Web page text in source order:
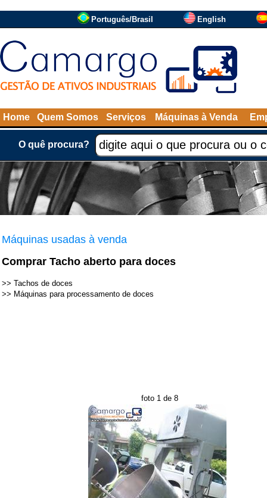
Português/Brasil English
Home Quem Somos Serviços Máquinas à Venda
O quê procura?
Máquinas usadas à venda
Comprar Tacho aberto para doces
>> Tachos de doces
>> Máquinas para processamento de doces
foto 1 de 8